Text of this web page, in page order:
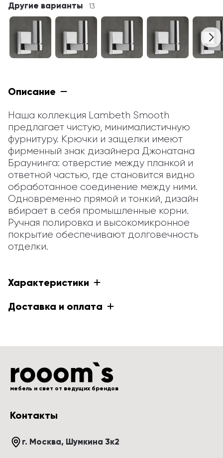
Другие варианты 13
Описание
Наша коллекция Lambeth Smooth
предлагает чистую, минималистичную
фурнитуру. Крючки и защелки имеют
фирменный знак дизайнера Джонатана
Браунинга: отверстие между планкой и
ответной частью, где становится видно
обработанное соединение между ними.
Одновременно прямой и тонкий, дизайн
вбирает в себя промышленные корни.
Ручная полировка и высокомикронное
покрытие обеспечивают долговечность
отделки.
Характеристики
Доставка и оплата
мебель и свет от ведущих брендов
Контакты
г. Москва, Шумкина 3к2